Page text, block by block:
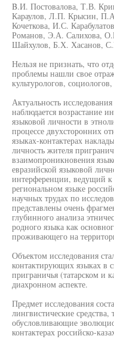
B.И. Постовалова, Т.В.
Караулов, Л.П. Крысин,
Кочеткова, И.С.
Романов, Э.А. Салихова,
Шайхулов, Б.Х. Хасанов,
Нельзя не признать, что
проблемы нашли свое
культурологов,
Актуальность
наблюдается возрастание
языковой личности в
процессе двухсторонних
языках-контактерах
личность жителя
взаимопроникновения
евразийской языковой
интерференции, ведущий
региональном языке
научных трудах по
представлены очень
глубинного анализа
родного языка как
проживающего на
Объектом исследования
контактирующих языках в
приграничья (татарском и
диахронном аспекте.
Предмет исследования
лингвистические
обусловливающие
контактерах российско-